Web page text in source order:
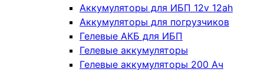
Аккумуляторы для ИБП 12v 12ah
Аккумуляторы для погрузчиков
Гелевые АКБ для ИБП
Гелевые аккумуляторы
Гелевые аккумуляторы 200 Ач